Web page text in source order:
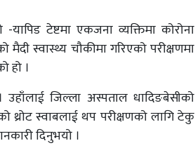
टेष्टमा एकजना व्यक्तिमा कोरोना
स्वास्थ्य चौकीमा गरिएको परीक्षणमा
हो ।
जिल्ला अस्पताल धादिङबेसीको
स्वाबलाई थप परीक्षणको लागि टेकु
दिनुभयो ।